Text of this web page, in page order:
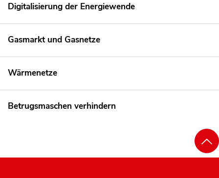
Digitalisierung der Energiewende
Gasmarkt und Gasnetze
Wärmenetze
Betrugsmaschen verhindern